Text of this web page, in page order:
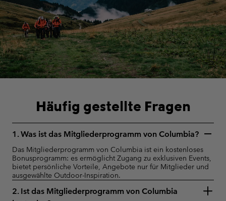
Häufig gestellte Fragen
1. Was ist das Mitgliederprogramm von Columbia?
Das Mitgliederprogramm von Columbia ist ein kostenloses
Bonusprogramm: es ermöglicht Zugang zu exklusiven Events,
bietet persönliche Vorteile, Angebote nur für Mitglieder und
ausgewählte Outdoor-Inspiration.
2. Ist das Mitgliederprogramm von Columbia